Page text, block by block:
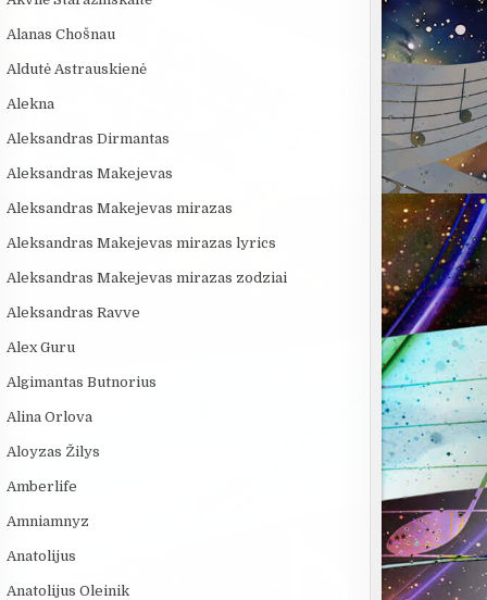
Alanas Chošnau
Aldutė Astrauskienė
Alekna
Aleksandras Dirmantas
Aleksandras Makejevas
Aleksandras Makejevas mirazas
Aleksandras Makejevas mirazas lyrics
Aleksandras Makejevas mirazas zodziai
Aleksandras Ravve
Alex Guru
Algimantas Butnorius
Alina Orlova
Aloyzas Žilys
Amberlife
Amniamnyz
Anatolijus
Anatolijus Oleinik